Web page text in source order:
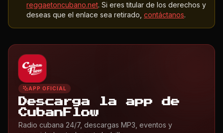
reggaetoncubano.net. Si eres titular de los derechos y
deseas que el enlace sea retirado, contáctanos.
APP OFICIAL
Descarga la app de
CubanFlow
Radio cubana 24/7, descargas MP3, eventos y